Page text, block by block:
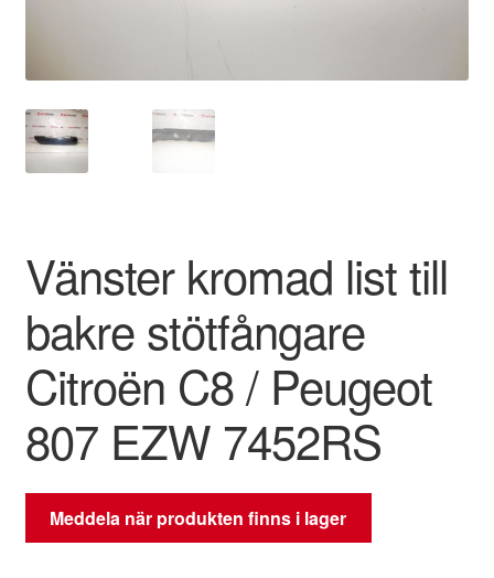
Transport
Villkor
Vänster kromad list till
bakre stötfångare
Citroën C8 / Peugeot
807 EZW 7452RS
Meddela när produkten finns i lager